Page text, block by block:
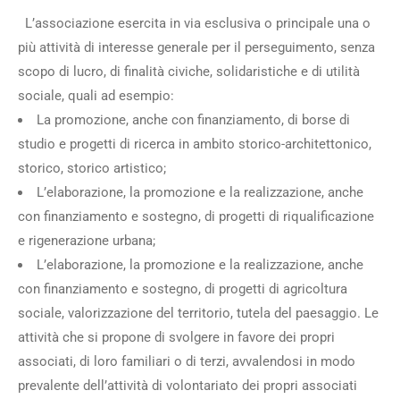
L’associazione esercita in via esclusiva o principale una o
più attività di interesse generale per il perseguimento, senza
scopo di lucro, di finalità civiche, solidaristiche e di utilità
sociale, quali ad esempio:
La promozione, anche con finanziamento, di borse di
studio e progetti di ricerca in ambito storico-architettonico,
storico, storico artistico;
L’elaborazione, la promozione e la realizzazione, anche
con finanziamento e sostegno, di progetti di riqualificazione
e rigenerazione urbana;
L’elaborazione, la promozione e la realizzazione, anche
con finanziamento e sostegno, di progetti di agricoltura
sociale, valorizzazione del territorio, tutela del paesaggio. Le
attività che si propone di svolgere in favore dei propri
associati, di loro familiari o di terzi, avvalendosi in modo
prevalente dell’attività di volontariato dei propri associati